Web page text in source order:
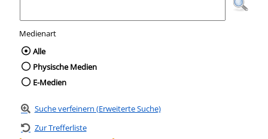
Medienart
Wählen Sie die Medienart nach der Sie
Alle
Physische Medien
E-Medien
Suche verfeinern (Erweiterte Suche)
Zur Trefferliste